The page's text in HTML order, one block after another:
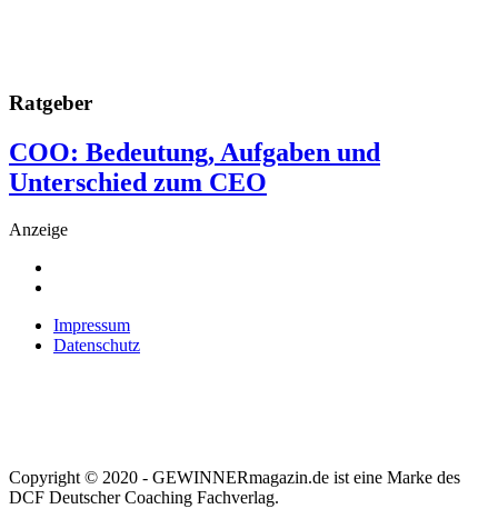
Ratgeber
COO: Bedeutung, Aufgaben und
Unterschied zum CEO
Anzeige
Impressum
Datenschutz
Copyright © 2020 - GEWINNERmagazin.de ist eine Marke des
DCF Deutscher Coaching Fachverlag.